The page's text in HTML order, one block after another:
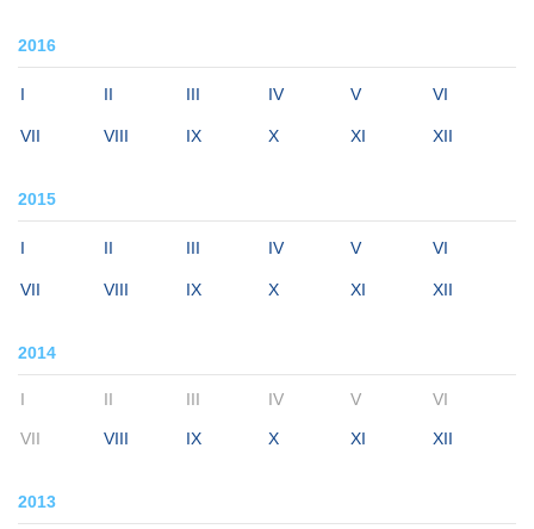
2016
I II III IV V VI
VII VIII IX X XI XII
2015
I II III IV V VI
VII VIII IX X XI XII
2014
I II III IV V VI
VII VIII IX X XI XII
2013